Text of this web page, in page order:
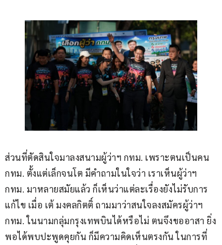
ส่วนที่ตัดสินใจมาลงสนามผู้ว่าฯ กทม. เพราะตนเป็นคน
กทม. ตั้งแต่เล็กจนโต มีคำถามในใจว่า เราเห็นผู้ว่าฯ
กทม. มาหลายสมัยแล้ว ก็เห็นว่าแต่ละเรื่องยังไม่รับการ
แก้ไข เมื่อ เต้ มงคลกิตติ์ ถามมาว่าสนใจลงสมัครผู้ว่าฯ
กทม. ในนามกลุ่มกรุงเทพบินได้หรือไม่ ตนจึงขออาสา ยิ่ง
พอได้พบปะพูดคุยกัน ก็มีความคิดเห็นตรงกัน ในการที่